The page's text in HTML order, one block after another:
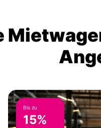
Bis zu
15%